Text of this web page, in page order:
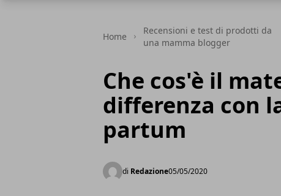
Home
Recensioni e test di prodotti da
una mamma blogger
Che cos'è il
differenza con
partum
di Redazione05/05/2020